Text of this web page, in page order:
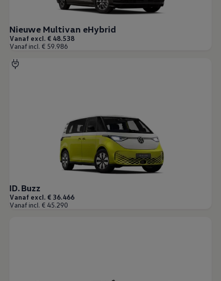
Nieuwe Multivan eHybrid
Vanaf excl. € 48.538
Vanaf incl. € 59.986
ID. Buzz
Vanaf excl. € 36.466
Vanaf incl. € 45.290